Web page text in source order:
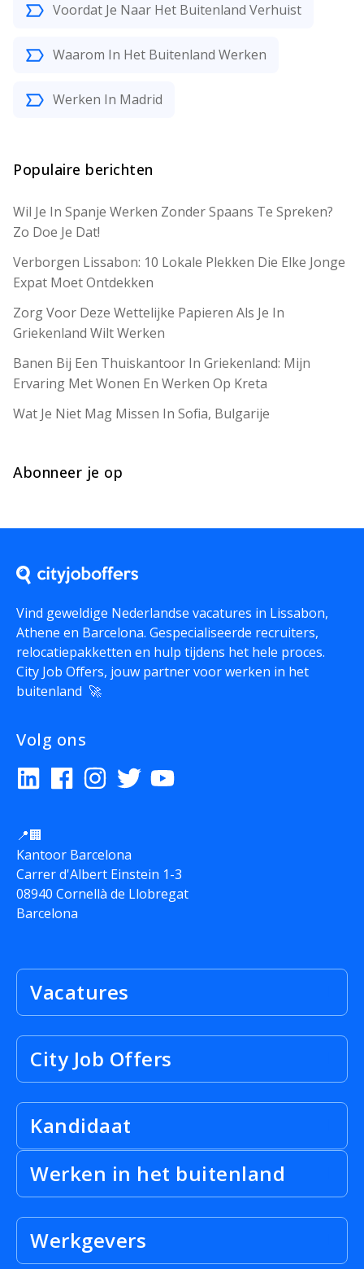
Voordat Je Naar Het Buitenland Verhuist
Waarom In Het Buitenland Werken
Werken In Madrid
Populaire berichten
Wil Je In Spanje Werken Zonder Spaans Te Spreken?
Zo Doe Je Dat!
Verborgen Lissabon: 10 Lokale Plekken Die Elke Jonge
Expat Moet Ontdekken
Zorg Voor Deze Wettelijke Papieren Als Je In
Griekenland Wilt Werken
Banen Bij Een Thuiskantoor In Griekenland: Mijn
Ervaring Met Wonen En Werken Op Kreta
Wat Je Niet Mag Missen In Sofia, Bulgarije
Abonneer je op
Vind geweldige Nederlandse vacatures in Lissabon,
Athene en Barcelona. Gespecialiseerde recruiters,
relocatiepakketten en hulp tijdens het hele proces.
City Job Offers, jouw partner voor werken in het
buitenland 🚀
Volg ons
📍🏢
Kantoor Barcelona
Carrer d'Albert Einstein 1-3
08940 Cornellà de Llobregat
Barcelona
Vacatures
City Job Offers
Kandidaat
Werken in het buitenland
Werkgevers